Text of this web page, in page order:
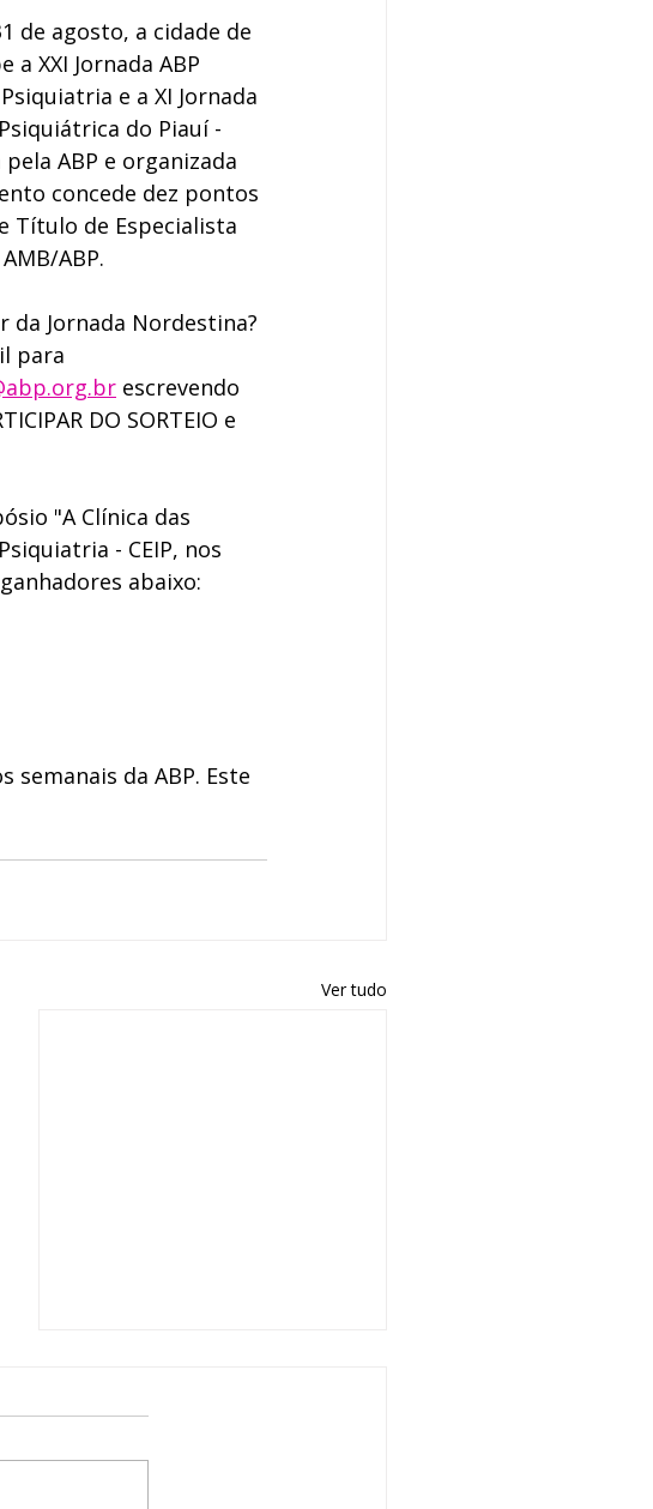
de agosto, a cidade de
a XXI Jornada ABP
e a XI Jornada
do Piauí -
pela ABP e organizada
concede dez pontos
Título de Especialista
ABP.
da Jornada Nordestina?
para
escrevendo
DO SORTEIO e
"A Clínica das
- CEIP, nos
abaixo:
da ABP. Este
Ver tudo